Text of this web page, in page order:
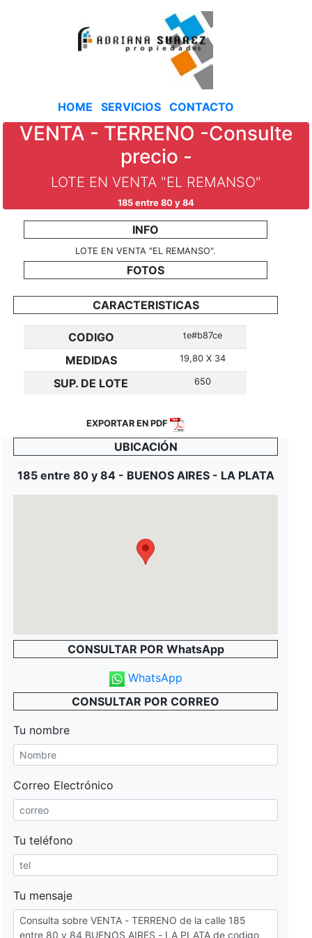
HOME SERVICIOS CONTACTO
VENTA - TERRENO -Consulte
precio -
LOTE EN VENTA "EL REMANSO"
185 entre 80 y 84
INFO
LOTE EN VENTA "EL REMANSO".
FOTOS
CARACTERISTICAS
CODIGO te#b87ce
MEDIDAS 19,80 X 34
SUP. DE LOTE 650
EXPORTAR EN PDF
UBICACIÓN
185 entre 80 y 84 - BUENOS AIRES - LA PLATA
CONSULTAR POR WhatsApp
WhatsApp
CONSULTAR POR CORREO
Tu nombre
Correo Electrónico
Tu teléfono
Tu mensaje